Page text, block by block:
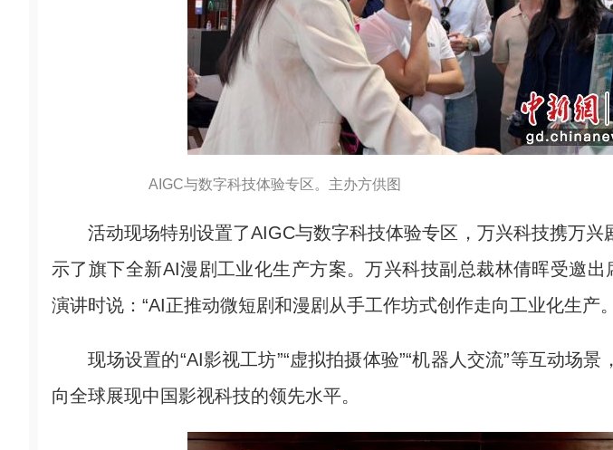
AIGC与数字科技体验专区。主办方供图
活动现场特别设置了AIGC与数字科技体验专区，万兴科技携万兴
示了旗下全新AI漫剧工业化生产方案。万兴科技副总裁林倩晖受邀出
演讲时说：“AI正推动微短剧和漫剧从手工作坊式创作走向工业化生产
现场设置的“AI影视工坊”“虚拟拍摄体验”“机器人交流”等互动场景
向全球展现中国影视科技的领先水平。